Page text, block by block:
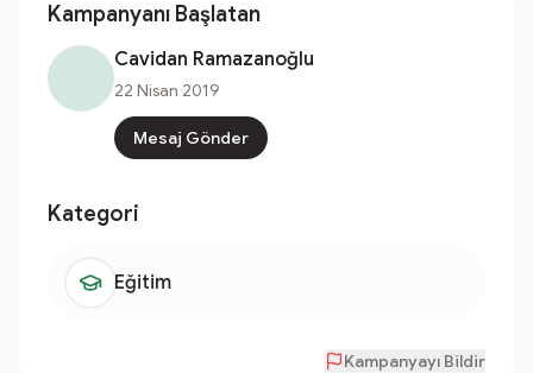
Kampanyanı Başlatan
Cavidan Ramazanoğlu
22 Nisan 2019
Mesaj Gönder
Kategori
Eğitim
Kampanyayı Bildir